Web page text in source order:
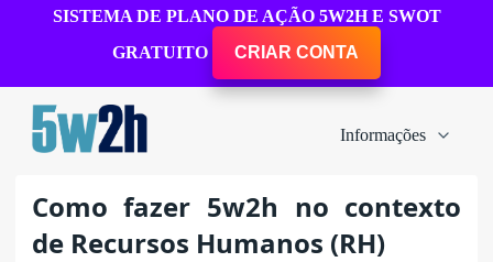
SISTEMA DE PLANO DE AÇÃO 5W2H E SWOT
GRATUITO
CRIAR CONTA
Informações
Como fazer 5w2h no contexto
de Recursos Humanos (RH)